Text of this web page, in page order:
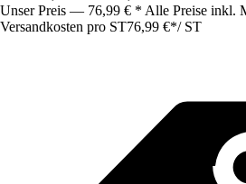
Unser Preis — 76,99 € * Alle Preise inkl.
Versandkosten pro ST76,99 €*/ ST